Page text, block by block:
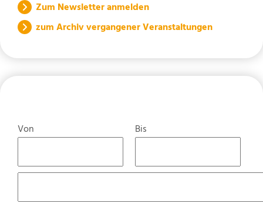
Zum Newsletter anmelden
zum Archiv vergangener Veranstaltungen
Von Bis